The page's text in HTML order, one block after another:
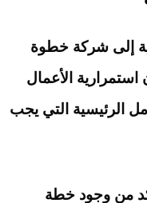
إلى شركة خطوة
الأعمال
الرئيسية التي يجب
من وجود خطة